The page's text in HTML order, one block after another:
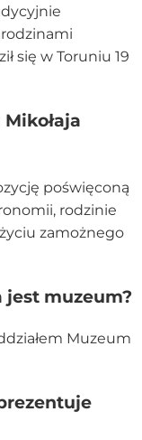
się w Toruniu 19
poświęconą
rodzinie
zamożnego
jest muzeum?
Muzeum